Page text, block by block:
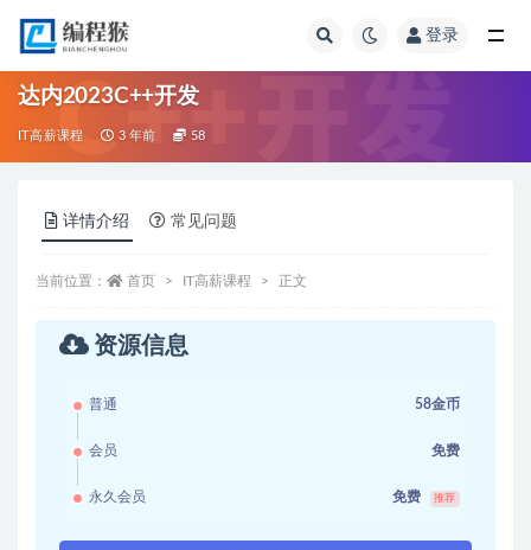
登录
达内2023C++开发
IT高薪课程 3 年前 58
详情介绍 常见问题
当前位置： 首页 IT高薪课程 正文
资源信息
普通 58金币
会员 免费
永久会员 免费 推荐